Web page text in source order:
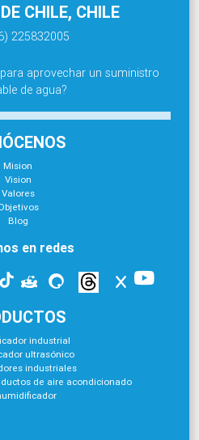
CHILE, CHILE
225832005
aprovechar un suministro
de agua?
Mision
Vision
Valores
Blog
en redes
industrial
ultrasónico
industriales
de aire acondicionado